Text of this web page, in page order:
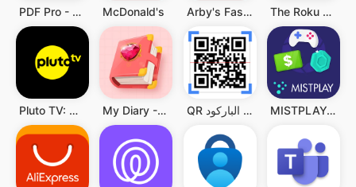
PDF Pro - Reader & Maker McDonald's Arby's Fast Food Sandwiches The Roku App (Official)
Pluto TV: Watch Free Movies/TV My Diary - Diary With Lock QR قارئ رمز & قارئ الباركود MISTPLAY: Play to Earn Money